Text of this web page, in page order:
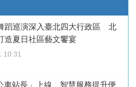
蹈巡演深入臺北四大行政區 北
造夏日社區藝文饗宴
10:31
車站長」上線 智慧服務提升便